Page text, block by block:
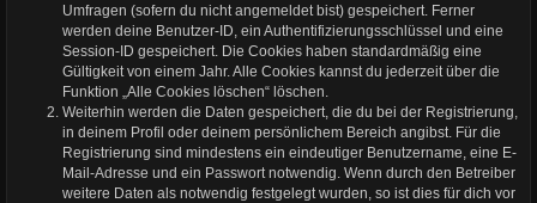
Umfragen (sofern du nicht angemeldet bist) gespeichert. Ferner
werden deine Benutzer-ID, ein Authentifizierungsschlüssel und eine
Session-ID gespeichert. Die Cookies haben standardmäßig eine
Gültigkeit von einem Jahr. Alle Cookies kannst du jederzeit über die
Funktion „Alle Cookies löschen“ löschen.
Weiterhin werden die Daten gespeichert, die du bei der Registrierung,
in deinem Profil oder deinem persönlichem Bereich angibst. Für die
Registrierung sind mindestens ein eindeutiger Benutzername, eine E-
Mail-Adresse und ein Passwort notwendig. Wenn durch den Betreiber
weitere Daten als notwendig festgelegt wurden, so ist dies für dich vor